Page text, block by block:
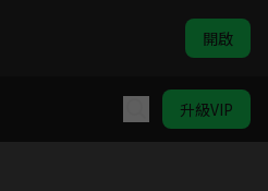
開啟
升級VIP